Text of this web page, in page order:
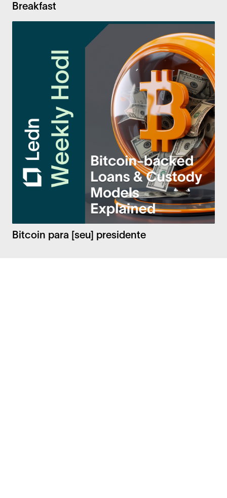
Breakfast
Bitcoin para [seu] presidente